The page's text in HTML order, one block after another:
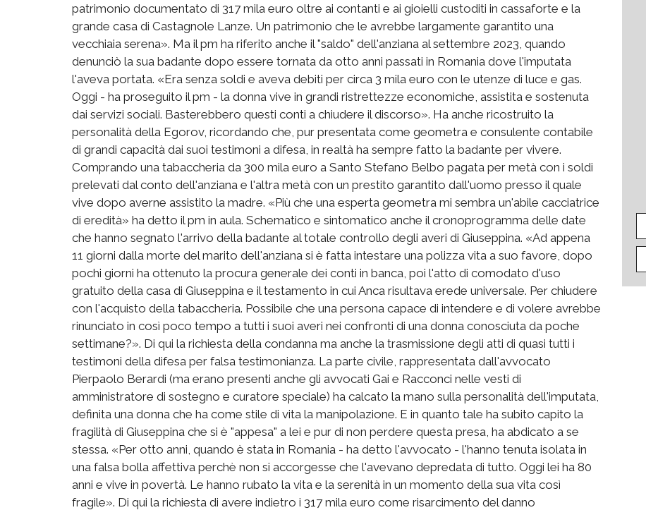
patrimonio documentato di 317 mila euro oltre ai contanti e ai gioielli custoditi in cassaforte e la
grande casa di Castagnole Lanze. Un patrimonio che le avrebbe largamente garantito una
vecchiaia serena». Ma il pm ha riferito anche il "saldo" dell'anziana al settembre 2023, quando
denunciò la sua badante dopo essere tornata da otto anni passati in Romania dove l'imputata
l'aveva portata. «Era senza soldi e aveva debiti per circa 3 mila euro con le utenze di luce e gas.
Oggi - ha proseguito il pm - la donna vive in grandi ristrettezze economiche, assistita e sostenuta
dai servizi sociali. Basterebbero questi conti a chiudere il discorso». Ha anche ricostruito la
personalità della Egorov, ricordando che, pur presentata come geometra e consulente contabile
di grandi capacità dai suoi testimoni a difesa, in realtà ha sempre fatto la badante per vivere.
Comprando una tabaccheria da 300 mila euro a Santo Stefano Belbo pagata per metà con i soldi
prelevati dal conto dell'anziana e l'altra metà con un prestito garantito dall'uomo presso il quale
vive dopo averne assistito la madre. «Più che una esperta geometra mi sembra un'abile cacciatrice
di eredità» ha detto il pm in aula. Schematico e sintomatico anche il cronoprogramma delle date
che hanno segnato l'arrivo della badante al totale controllo degli averi di Giuseppina. «Ad appena
11 giorni dalla morte del marito dell'anziana si è fatta intestare una polizza vita a suo favore, dopo
pochi giorni ha ottenuto la procura generale dei conti in banca, poi l'atto di comodato d'uso
gratuito della casa di Giuseppina e il testamento in cui Anca risultava erede universale. Per chiudere
con l'acquisto della tabaccheria. Possibile che una persona capace di intendere e di volere avrebbe
rinunciato in così poco tempo a tutti i suoi averi nei confronti di una donna conosciuta da poche
settimane?». Di qui la richiesta della condanna ma anche la trasmissione degli atti di quasi tutti i
testimoni della difesa per falsa testimonianza. La parte civile, rappresentata dall'avvocato
Pierpaolo Berardi (ma erano presenti anche gli avvocati Gai e Racconci nelle vesti di
amministratore di sostegno e curatore speciale) ha calcato la mano sulla personalità dell'imputata,
definita una donna che ha come stile di vita la manipolazione. E in quanto tale ha subito capito la
fragilità di Giuseppina che si è "appesa" a lei e pur di non perdere questa presa, ha abdicato a se
stessa. «Per otto anni, quando è stata in Romania - ha detto l'avvocato - l'hanno tenuta isolata in
una falsa bolla affettiva perchè non si accorgesse che l'avevano depredata di tutto. Oggi lei ha 80
anni e vive in povertà. Le hanno rubato la vita e la serenità in un momento della sua vita così
fragile». Di qui la richiesta di avere indietro i 317 mila euro come risarcimento del danno